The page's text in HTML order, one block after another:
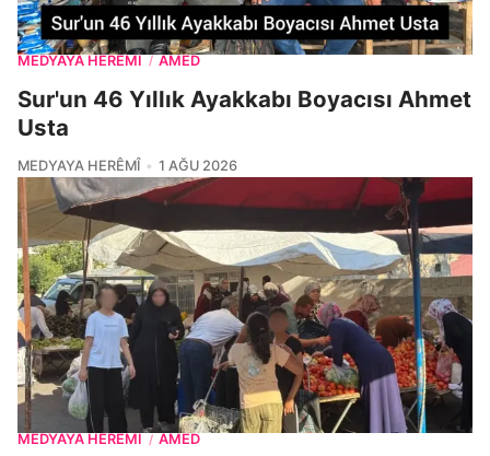
MEDYAYA HERÊMÎ / AMED
Sur'un 46 Yıllık Ayakkabı Boyacısı Ahmet
Usta
MEDYAYA HERÊMÎ 1 AĞU 2026
MEDYAYA HERÊMÎ / AMED